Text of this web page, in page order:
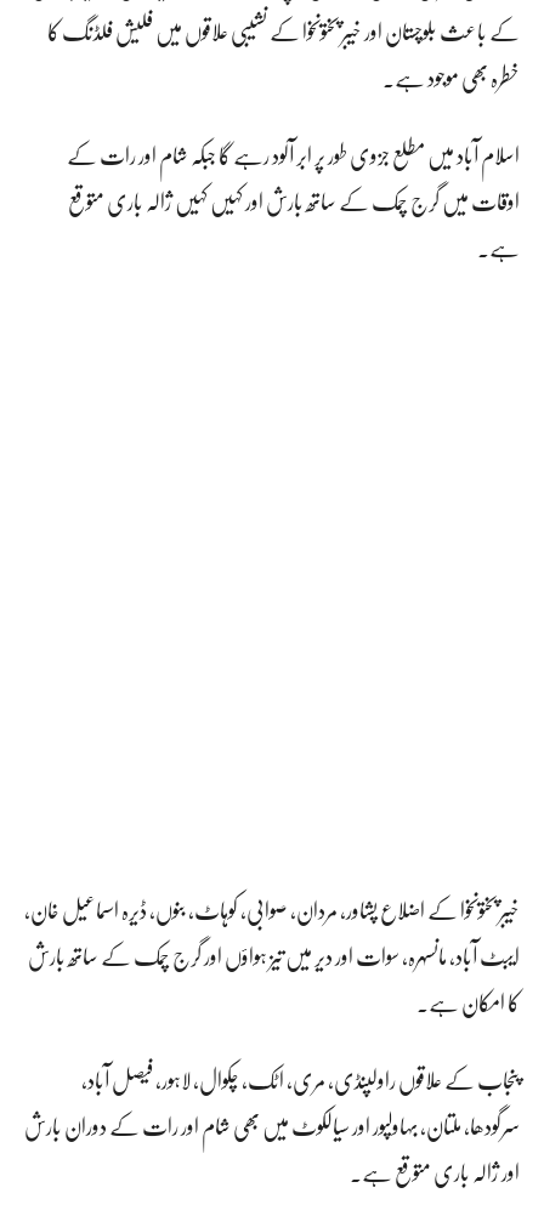
کے باعث بلوچستان اور خیبر پختونخوا کے نشیبی علاقوں میں فلیش فلڈنگ کا
خطرہ بھی موجود ہے۔
اسلام آباد میں مطلع جزوی طور پر ابر آلود رہے گا جبکہ شام اور رات کے
اوقات میں گرج چمک کے ساتھ بارش اور کہیں کہیں ژالہ باری متوقع
ہے۔
خیبر پختونخوا کے اضلاع پشاور، مردان، صوابی، کوہاٹ، بنوں، ڈیرہ اسماعیل خان،
ایبٹ آباد، مانسہرہ، سوات اور دیر میں تیز ہواؤں اور گرج چمک کے ساتھ بارش
کا امکان ہے۔
پنجاب کے علاقوں راولپنڈی، مری، اٹک، چکوال، لاہور، فیصل آباد،
سرگودھا، ملتان، بہاولپور اور سیالکوٹ میں بھی شام اور رات کے دوران بارش
اور ژالہ باری متوقع ہے۔